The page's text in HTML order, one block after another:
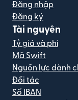
Đăng nhập
Đăng ký
Tài nguyên
Tỷ giá và phí
Mã Swift
Nguồn lực dành
Đối tác
Số IBAN